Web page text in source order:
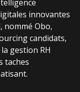
innovantes
nommé Obo,
candidats,
gestion RH
taches